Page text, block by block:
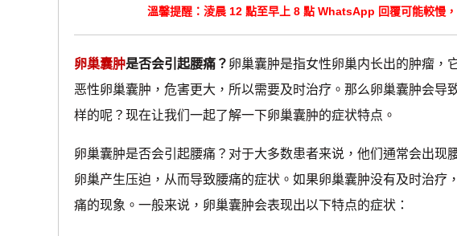
溫馨提醒：淩晨 12 點至早上 8 點 WhatsApp 回覆可能較慢
卵巢囊肿是否会引起腰痛？ 卵巢囊肿是指女性卵巢内长出的肿瘤，
恶性卵巢囊肿，危害更大，所以需要及时治疗。那么卵巢囊肿会导
样的呢？现在让我们一起了解一下卵巢囊肿的症状特点。
卵巢囊肿是否会引起腰痛？对于大多数患者来说，他们通常会出现
卵巢产生压迫，从而导致腰痛的症状。如果卵巢囊肿没有及时治疗
痛的现象。一般来说，卵巢囊肿会表现出以下特点的症状：